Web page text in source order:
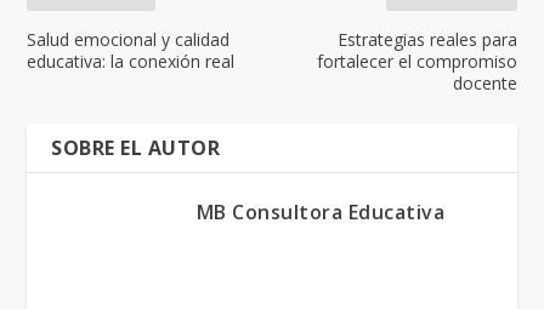
Salud emocional y calidad
educativa: la conexión real
Estrategias reales para
fortalecer el compromiso
docente
SOBRE EL AUTOR
MB Consultora Educativa